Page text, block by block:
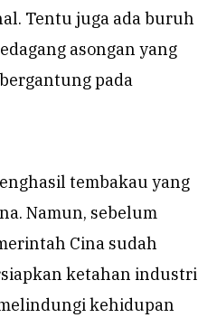
Tentu juga ada buruh
asongan yang
pada
tembakau yang
Namun, sebelum
Cina sudah
ketahan industri
kehidupan